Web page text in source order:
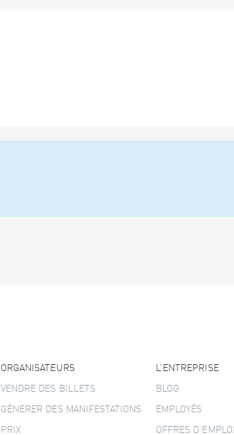
ORGANISATEURS
VENDRE DES BILLETS
GÉNERER DES MANIFESTATIONS
PRIX
L’ENTREPRISE
BLOG
EMPLOYÉS
OFFRES D’EMPLOI